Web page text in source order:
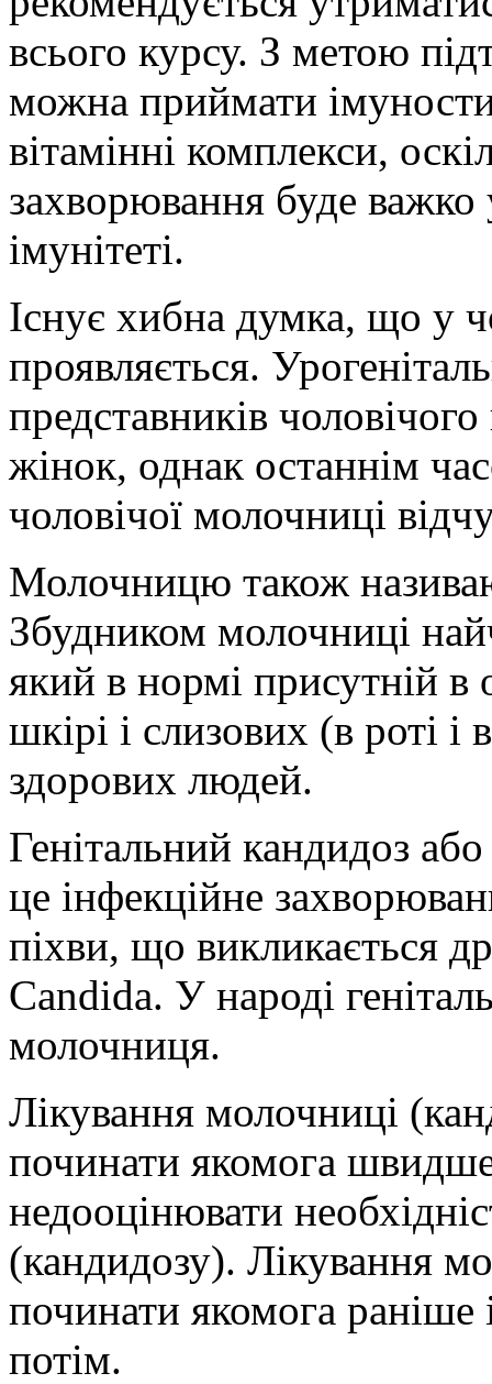
всього курсу. З метою
можна приймати
вітамінні комплекси,
захворювання буде
імунітеті.
Існує хибна думка, що у
проявляється.
представників
жінок, однак останнім
чоловічої молочниці
Молочницю також
Збудником молочниці
який в нормі присутній в
шкірі і слизових (в роті
здорових людей.
Генітальний кандидоз
це інфекційне
піхви, що викликається
Candida. У народі
молочниця.
Лікування молочниці
починати якомога
недооцінювати
(кандидозу). Лікування
починати якомога раніше
потім.